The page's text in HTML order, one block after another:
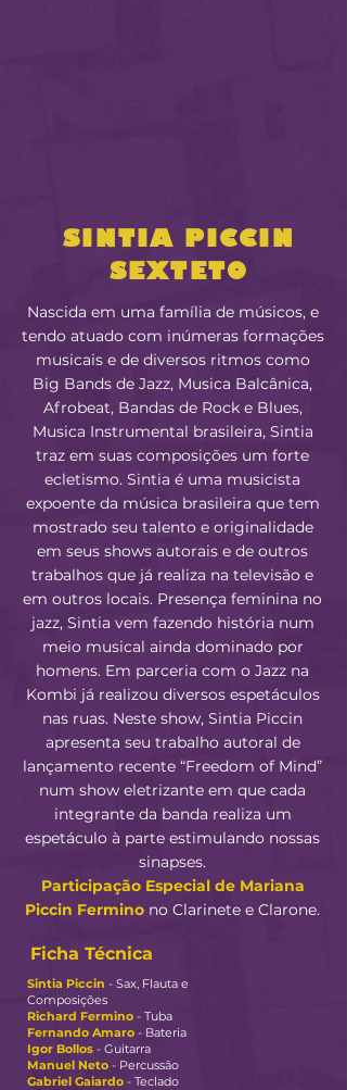
Ficha Técnica
Sintia Piccin - Sax, Flauta e
Composições
Richard Fermino - Tuba
Fernando Amaro - Bateria
Igor Bollos - Guitarra
Manuel Neto - Percussão
Gabriel Gaiardo - Teclado
SINTIA PICCIN
SEXTETO
Nascida em uma família de músicos, e
tendo atuado com inúmeras formações
musicais e de diversos ritmos como
Big Bands de Jazz, Musica Balcânica,
Afrobeat, Bandas de Rock e Blues,
Musica Instrumental brasileira, Sintia
traz em suas composições um forte
ecletismo. Sintia é uma musicista
expoente da música brasileira que tem
mostrado seu talento e originalidade
em seus shows autorais e de outros
trabalhos que já realiza na televisão e
em outros locais. Presença feminina no
jazz, Sintia vem fazendo história num
meio musical ainda dominado por
homens. Em parceria com o Jazz na
Kombi já realizou diversos espetáculos
nas ruas. Neste show, Sintia Piccin
apresenta seu trabalho autoral de
lançamento recente “Freedom of Mind”
num show eletrizante em que cada
integrante da banda realiza um
espetáculo à parte estimulando nossas
sinapses.
Participação Especial de Mariana
Piccin Fermino no Clarinete e Clarone.